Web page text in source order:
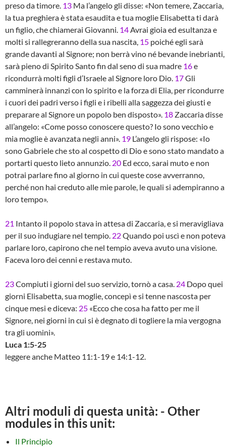
preso da timore. 13 Ma l’angelo gli disse: «Non temere, Zaccaria,
la tua preghiera è stata esaudita e tua moglie Elisabetta ti darà
un figlio, che chiamerai Giovanni. 14Avrai gioia ed esultanza e
molti si rallegreranno della sua nascita, 15 poiché egli sarà
grande davanti al Signore; non berrà vino né bevande inebrianti,
sarà pieno di Spirito Santo fin dal seno di sua madre 16e
ricondurrà molti figli d’Israele al Signore loro Dio. 17Gli
camminerà innanzi con lo spirito e la forza di Elia, per ricondurre
i cuori dei padri verso i figli e i ribelli alla saggezza dei giusti e
preparare al Signore un popolo ben disposto». 18 Zaccaria disse
all’angelo: «Come posso conoscere questo? Io sono vecchio e
mia moglie è avanzata negli anni». 19 L’angelo gli rispose: «Io
sono Gabriele che sto al cospetto di Dio e sono stato mandato a
portarti questo lieto annunzio. 20 Ed ecco, sarai muto e non
potrai parlare fino al giorno in cui queste cose avverranno,
perché non hai creduto alle mie parole, le quali si adempiranno a
loro tempo».
21 Intanto il popolo stava in attesa di Zaccaria, e si meravigliava
per il suo indugiare nel tempio. 22Quando poi uscì e non poteva
parlare loro, capirono che nel tempio aveva avuto una visione.
Faceva loro dei cenni e restava muto.
23Compiuti i giorni del suo servizio, tornò a casa. 24 Dopo quei
giorni Elisabetta, sua moglie, concepì e si tenne nascosta per
cinque mesi e diceva: 25 «Ecco che cosa ha fatto per me il
Signore, nei giorni in cui si è degnato di togliere la mia vergogna
tra gli uomini».
Luca 1:5-25
leggere anche Matteo 11:1-19 e 14:1-12.
Altri moduli di questa unità: - Other
modules in this unit:
Il Principio